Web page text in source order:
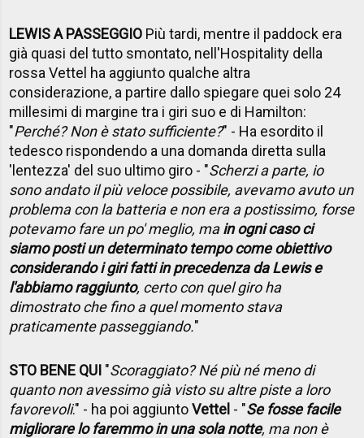
LEWIS A PASSEGGIO Più tardi, mentre il paddock era
già quasi del tutto smontato, nell'Hospitality della
rossa Vettel ha aggiunto qualche altra
considerazione, a partire dallo spiegare quei solo 24
millesimi di margine tra i giri suo e di Hamilton:
"Perché? Non è stato sufficiente?" - Ha esordito il
tedesco rispondendo a una domanda diretta sulla
'lentezza' del suo ultimo giro - "Scherzi a parte, io
sono andato il più veloce possibile, avevamo avuto un
problema con la batteria e non era a postissimo, forse
potevamo fare un po' meglio, main ogni caso ci
siamo posti un determinato tempo come obiettivo
considerando i giri fatti in precedenza da Lewis e
l'abbiamo raggiunto, certo con quel giro ha
dimostrato che fino a quel momento stava
praticamente passeggiando."
STO BENE QUI "Scoraggiato? Né più né meno di
quanto non avessimo già visto su altre piste a loro
favorevoli." - ha poi aggiuntoVettel - "Se fosse facile
migliorare lo faremmo in una sola notte, ma non è